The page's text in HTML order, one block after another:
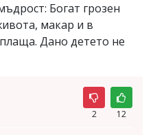
Богат грозен
макар и в
Дано детето не
2 12